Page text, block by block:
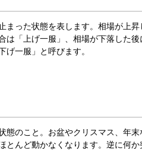
まった状態を表します。相場が上昇
は「上げ一服」、相場が下落した後
げ一服」と呼びます。
態のこと。お盆やクリスマス、年末
とんど動かなくなります。逆に何か